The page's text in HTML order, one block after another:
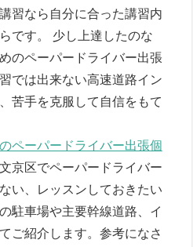
習なら自分に合った講習内
です。 少し上達したのな
のペーパードライバー出張
では出来ない高速道路イン
苦手を克服して自信をもて
ペーパードライバー出張個
京区でペーパードライバー
い、レッスンしておきたい
駐車場や主要幹線道路、イ
ご紹介します。参考になさ